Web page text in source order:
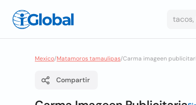
Mexico/Matamoros tamaulipas/Carma imageen
Compartir